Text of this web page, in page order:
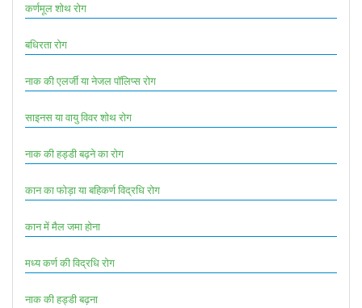
कर्णमूल शोथ रोग
बधिरता रोग
नाक की एलर्जी या नेजल पॉलिप्स रोग
साइनस या वायु विवर शोथ रोग
नाक की हड्डी बढ़ने का रोग
कान का फोड़ा या बहिकर्ण विद्रधि रोग
कान में मैल जमा होना
मध्य कर्ण की विद्रधि रोग
नाक की हड्डी बढ़ना